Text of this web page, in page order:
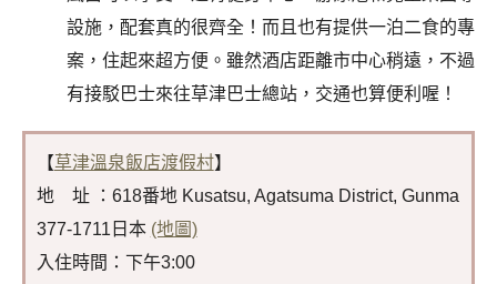
設施，配套真的很齊全！而且也有提供一泊二食的專
案，住起來超方便。雖然酒店距離市中心稍遠，不過
有接駁巴士來往草津巴士總站，交通也算便利喔！
【草津溫泉飯店渡假村】
地 址 ：618番地 Kusatsu, Agatsuma District, Gunma
377-1711日本 (地圖)
入住時間：下午3:00